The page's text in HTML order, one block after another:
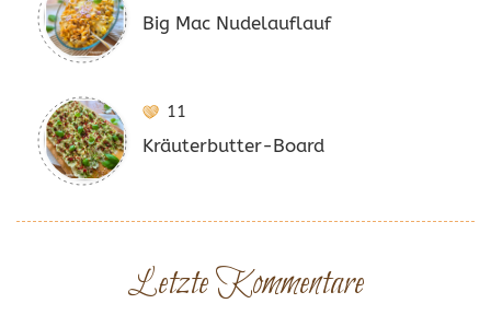
Big Mac Nudelauflauf
11
Kräuterbutter-Board
Letzte Kommentare